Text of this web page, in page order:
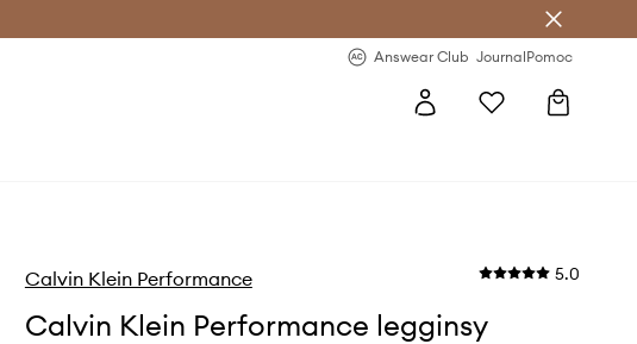
Answear Club JournalPomoc
Calvin Klein Performance 5.0
Calvin Klein Performance legginsy